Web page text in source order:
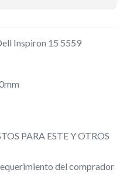
Inspiron 15 5559
PARA ESTE Y OTROS
del comprador